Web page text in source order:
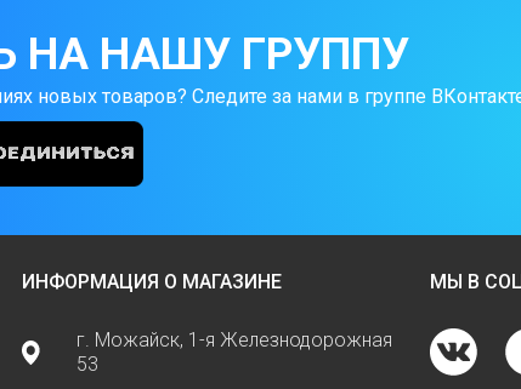
НА НАШУ ГРУППУ
новых товаров? Следите за нами в группе
ИНФОРМАЦИЯ О МАГАЗИНЕ
г. Можайск, 1-я Железнодорожная
53
МЫ В